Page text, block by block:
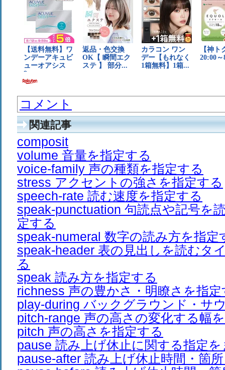
コメント
関連記事
composit
volume 音量を指定する
voice-family 声の種類を指定する
stress アクセントの強さを指定する
speech-rate 読む速度を指定する
speak-punctuation 句読点や記号を
定する
speak-numeral 数字の読み方を指定
speak-header 表の見出しを読むタ
る
speak 読み方を指定する
richness 声の豊かさ・明瞭さを指定
play-during バックグラウンド・サ
pitch-range 声の高さの変化する幅
pitch 声の高さを指定する
pause 読み上げ休止に関する指定
pause-after 読み上げ休止時間・箇